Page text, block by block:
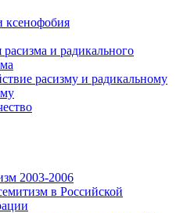
ксенофобия
и радикального
расизму и радикальному
2003-2006
в Российской